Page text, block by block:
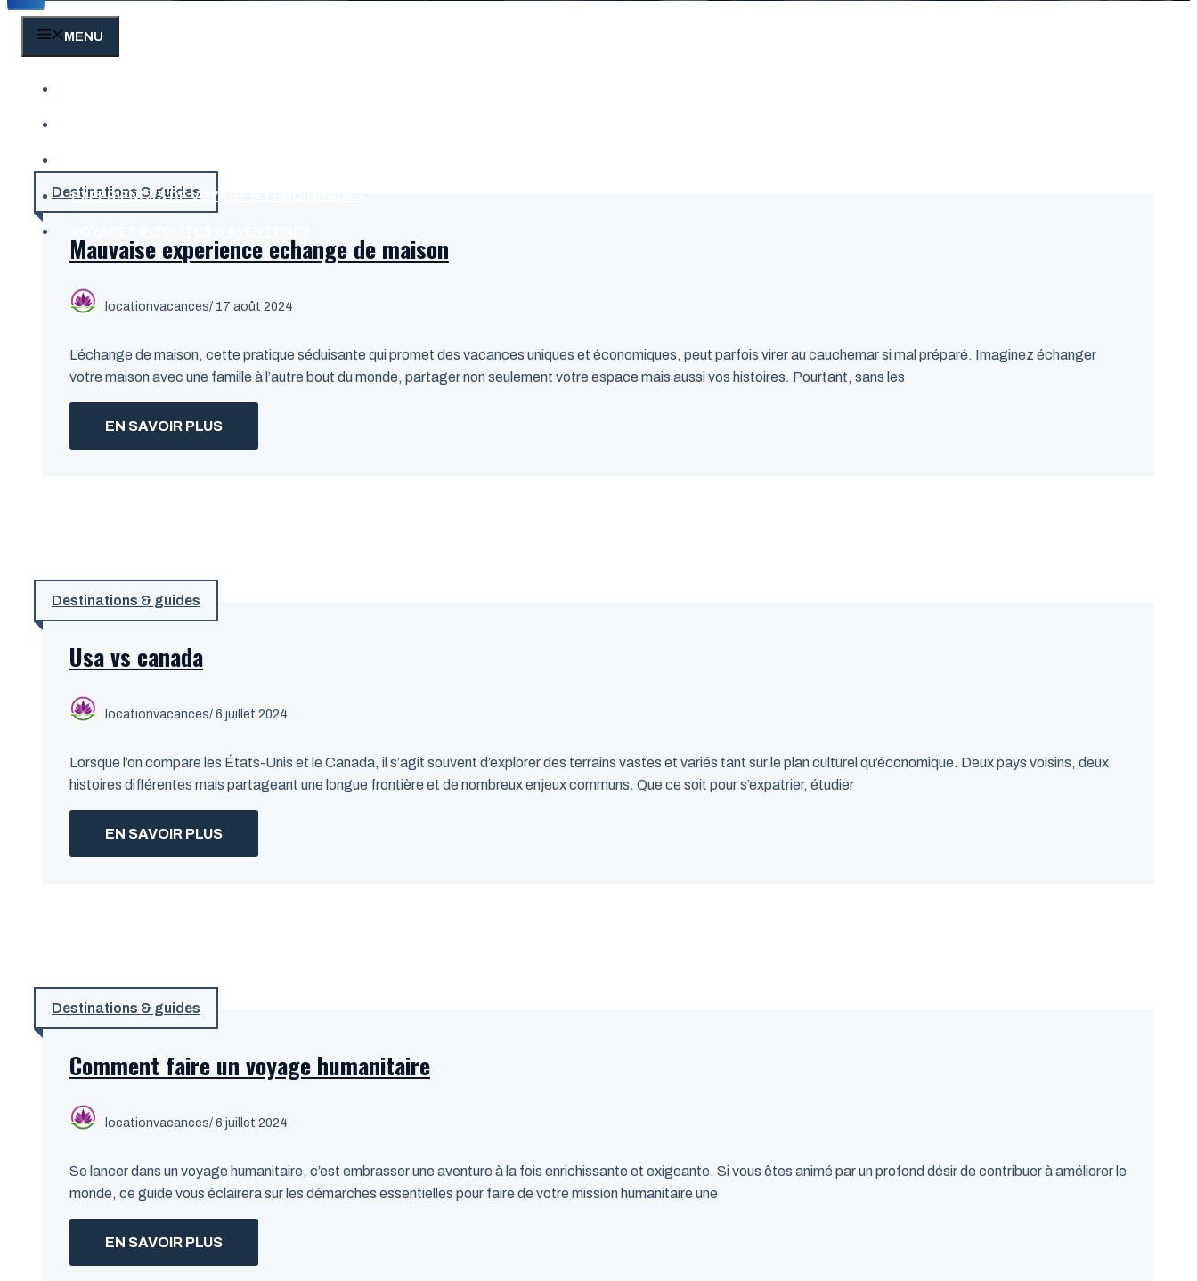
MENU
EXPÉRIENCES DE VOYAGE & TÉMOIGNAGES
Destinations & guides
Mauvaise experience echange de maison
locationvacances/ 17 août 2024
L’échange de maison, cette pratique séduisante qui promet des vacances uniques et économiques, peut parfois virer au cauchemar si mal préparé. Imaginez échanger
votre maison avec une famille à l’autre bout du monde, partager non seulement votre espace mais aussi vos histoires. Pourtant, sans les
EN SAVOIR PLUS
Destinations & guides
Usa vs canada
locationvacances/ 6 juillet 2024
Lorsque l’on compare les États-Unis et le Canada, il s’agit souvent d’explorer des terrains vastes et variés tant sur le plan culturel qu’économique. Deux pays voisins, deux
histoires différentes mais partageant une longue frontière et de nombreux enjeux communs. Que ce soit pour s’expatrier, étudier
EN SAVOIR PLUS
Destinations & guides
Comment faire un voyage humanitaire
locationvacances/ 6 juillet 2024
Se lancer dans un voyage humanitaire, c’est embrasser une aventure à la fois enrichissante et exigeante. Si vous êtes animé par un profond désir de contribuer à améliorer le
monde, ce guide vous éclairera sur les démarches essentielles pour faire de votre mission humanitaire une
EN SAVOIR PLUS